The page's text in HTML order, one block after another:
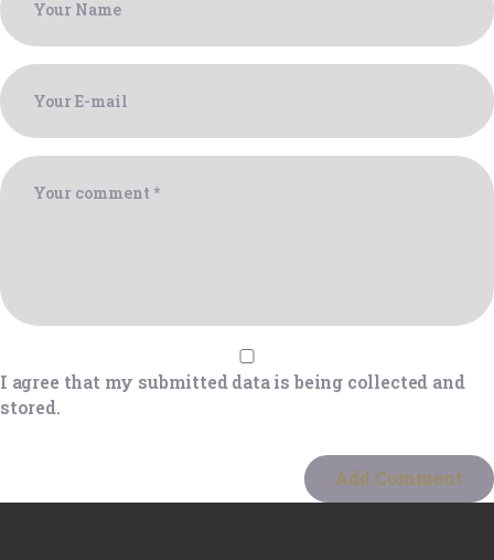
I agree that my submitted data is being collected and
stored.